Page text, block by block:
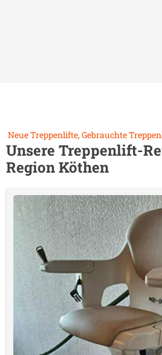
Neue Treppenlifte, Gebrauchte
Unsere Treppenlift-
RegionKöthen